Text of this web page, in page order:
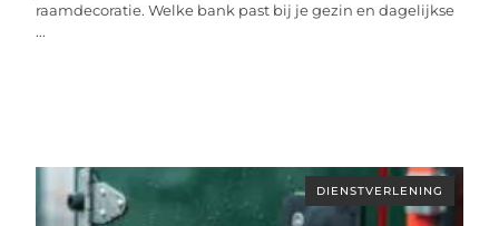
raamdecoratie. Welke bank past bij je gezin en dagelijkse
...
DIENSTVERLENING